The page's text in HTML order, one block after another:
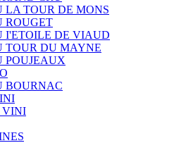
LA TOUR DE MONS
ROUGET
I'ETOILE DE VIAUD
TOUR DU MAYNE
POUJEAUX
BOURNAC
VINI